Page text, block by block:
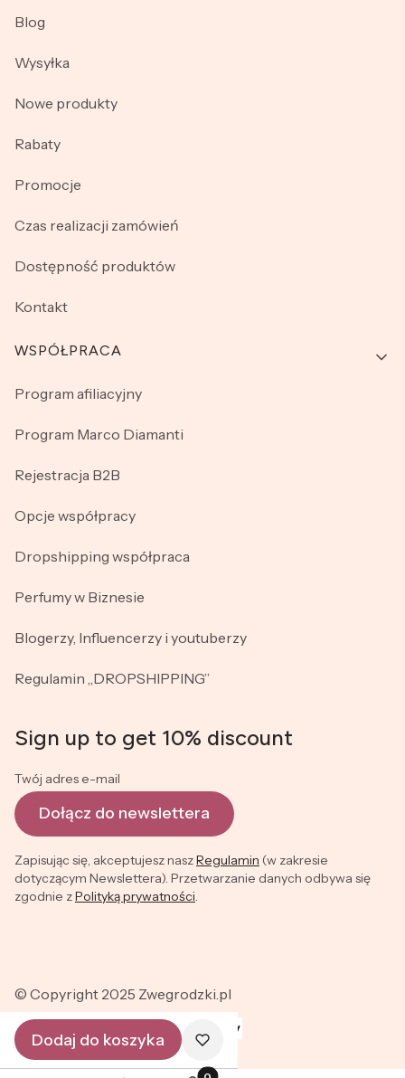
Blog
Wysyłka
Nowe produkty
Rabaty
Promocje
Czas realizacji zamówień
Dostępność produktów
Kontakt
WSPÓŁPRACA
Program afiliacyjny
Program Marco Diamanti
Rejestracja B2B
Opcje współpracy
Dropshipping współpraca
Perfumy w Biznesie
Blogerzy, Influencerzy i youtuberzy
Regulamin „DROPSHIPPING”
Sign up to get 10% discount
Twój adres e-mail
Dołącz do newslettera
Zapisując się, akceptujesz naszRegulamin (w zakresie
dotyczącym Newslettera). Przetwarzanie danych odbywa się
zgodnie zPolityką prywatności
© Copyright 2025 Zwegrodzki.pl
Dodaj do koszyka